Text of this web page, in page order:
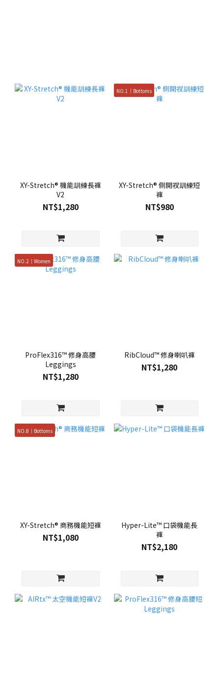
XY-Stretch® 機能訓練長褲
V2
NT$1,280
NO.1｜Bottoms
XY-Stretch® 側開衩訓練短
褲
NT$980
NO.2｜Women
ProFlex316™ 修身高腰
Leggings
NT$1,280
RibCloud™ 修身喇叭褲
NT$1,280
NO.8｜Bottoms
XY-Stretch® 商務機能短褲
NT$1,080
Hyper-Lite™ 口袋機能長
褲
NT$2,180